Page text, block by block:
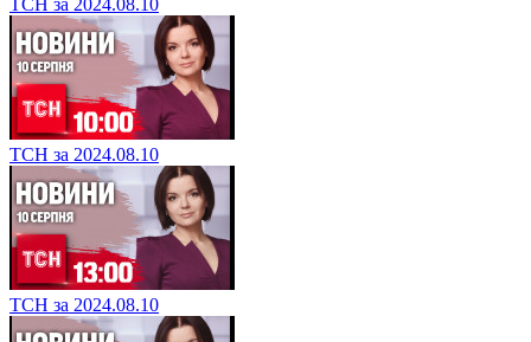
ТСН за 2024.08.10
ТСН за 2024.08.10